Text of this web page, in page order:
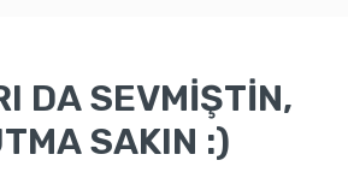
DA SEVMİŞTİN,
SAKIN :)